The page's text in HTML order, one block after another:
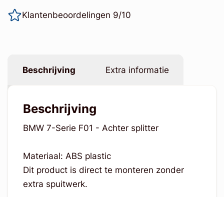
Klantenbeoordelingen 9/10
Beschrijving Extra informatie
Beschrijving
BMW 7-Serie F01 - Achter splitter
Materiaal: ABS plastic
Dit product is direct te monteren zonder
extra spuitwerk.